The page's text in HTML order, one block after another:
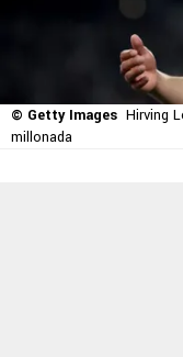
© Getty Images Hirving
millonada